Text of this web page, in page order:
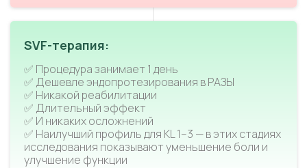
SVF-терапия:
✅ Процедура занимает 1 день
✅ Дешевле эндопротезирования в РАЗЫ
✅ Никакой реабилитации
✅ Длительный эффект
✅ И никаких осложнений
✅ Наилучший профиль для KL 1–3 — в этих стадиях
исследования показывают уменьшение боли и
улучшение функции